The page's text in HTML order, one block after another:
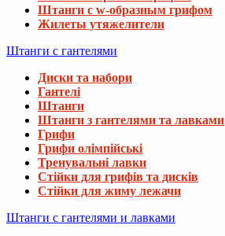
Штанги с w-образным грифом
Жилеты утяжелители
Штанги с гантелями
Диски та набори
Гантелі
Штанги
Штанги з гантелями та лавками
Грифи
Грифи олімпійські
Тренувальні лавки
Стійки для грифів та дисків
Стійки для жиму лежачи
Штанги с гантелями и лавками